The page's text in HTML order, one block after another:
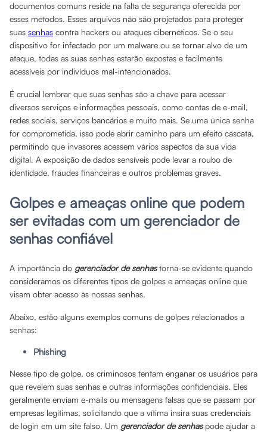
documentos comuns reside na falta de segurança oferecida por
esses métodos. Esses arquivos não são projetados para proteger
suas senhas contra hackers ou ataques cibernéticos. Se o seu
dispositivo for infectado por um malware ou se tornar alvo de um
ataque, todas as suas senhas estarão expostas e facilmente
acessíveis por indivíduos mal-intencionados.
É crucial lembrar que suas senhas são a chave para acessar
diversos serviços e informações pessoais, como contas de e-mail,
redes sociais, serviços bancários e muito mais. Se uma única senha
for comprometida, isso pode abrir caminho para um efeito cascata,
permitindo que invasores acessem vários aspectos da sua vida
digital. A exposição de dados sensíveis pode levar a roubo de
identidade, fraudes financeiras e outros problemas graves.
Golpes e ameaças online que podem
ser evitadas com um gerenciador de
senhas confiável
A importância do gerenciador de senhastorna-se evidente quando
consideramos os diferentes tipos de golpes e ameaças online que
visam obter acesso às nossas senhas.
Abaixo, estão alguns exemplos comuns de golpes relacionados a
senhas:
Phishing
Nesse tipo de golpe, os criminosos tentam enganar os usuários para
que revelem suas senhas e outras informações confidenciais. Eles
geralmente enviam e-mails ou mensagens falsas que se passam por
empresas legítimas, solicitando que a vítima insira suas credenciais
de login em um site falso. Um gerenciador de senhaspode ajudar a